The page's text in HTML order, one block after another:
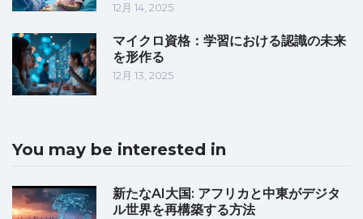
12月 14, 2025
マイクロ資格：学習における認識の未来
を形作る
12月 13, 2025
You may be interested in
新たなAI大国: アフリカと中東がデジタ
ル世界を再構築する方法